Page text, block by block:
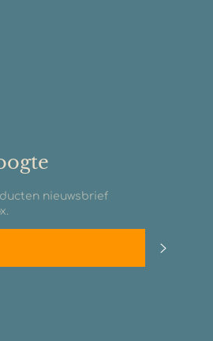
nieuwsbrief